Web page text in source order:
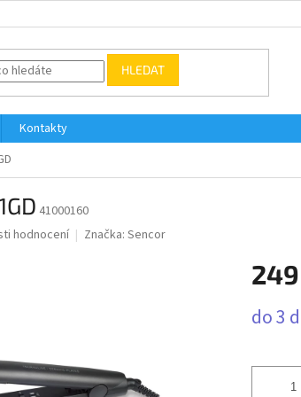
HLEDAT
Kontakty
41000160
hodnocení Značka: Sencor
cena:
do 3